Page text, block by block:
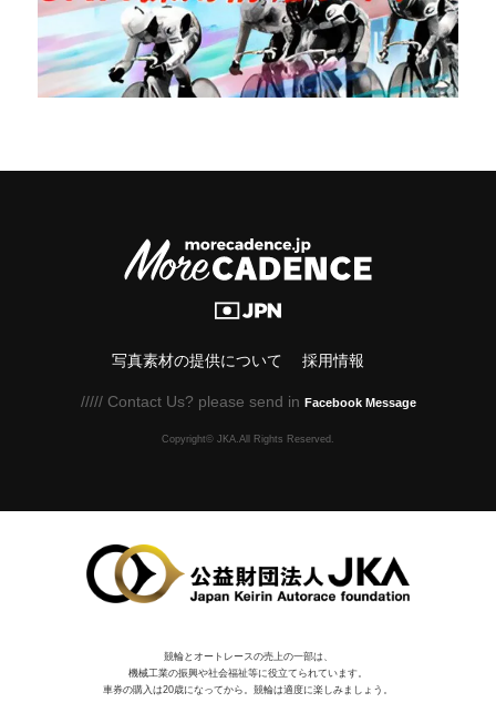
写真素材の提供について 採用情報
///// Contact Us? please send in Facebook Message
Copyright© JKA.All Rights Reserved.
競輪とオートレースの売上の一部は、
機械⼯業の振興や社会福祉等に役⽴てられています。
車券の購入は20歳になってから。競輪は適度に楽しみましょう。